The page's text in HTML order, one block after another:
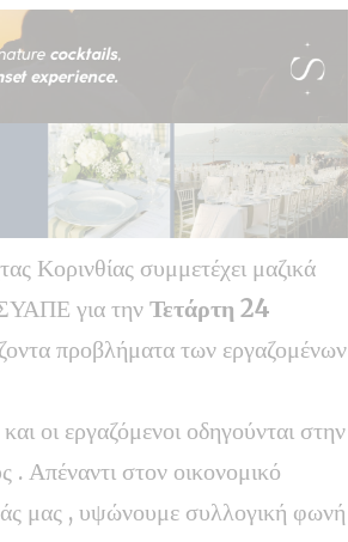
Κορινθίας συμμετέχει μαζικά
για την Τετάρτη 24
προβλήματα των εργαζομένων
οι εργαζόμενοι οδηγούνται στην
. Απέναντι στον οικονομικό
μας , υψώνουμε συλλογική φωνή